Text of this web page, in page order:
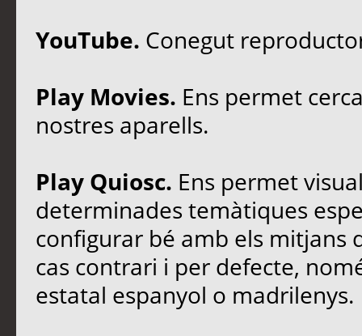
YouTube. Conegut
Play Movies. Ens permet
nostres aparells.
Play Quiosc. Ens permet
determinades temàtiques
configurar bé amb els mitjans
cas contrari i per defecte,
estatal espanyol o madrilenys.